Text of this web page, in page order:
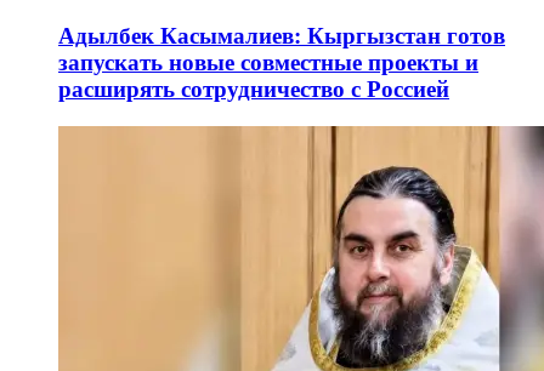
Адылбек Касымалиев: Кыргызстан готов
запускать новые совместные проекты и
расширять сотрудничество с Россией